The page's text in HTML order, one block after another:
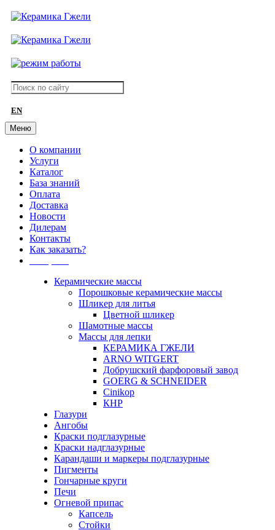
EN
Меню
О компании
Услуги
Каталог
База знаний
Оплата
Доставка
Новости
Дилерам
Контакты
Как заказать?
Керамические массы
Порошковые керамические массы
Шликер для литья
Цветной шликер
Шамотные массы
Массы для лепки
КЕРАМИКА ГЖЕЛИ
ARNO WITGERT
Добрушский фарфоровый завод
GOERG & SCHNEIDER
Cinikop
КНР
Глазури
Ангобы
Краски подглазурные
Краски надглазурные
Карандаши и маркеры подглазурные
Пигменты
Гончарные круги
Печи
Огневой припас
Капсель
Стойки